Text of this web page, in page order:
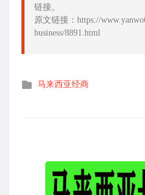
链接。
原文链接：https://
business/8891.html
发
马来西亚经商